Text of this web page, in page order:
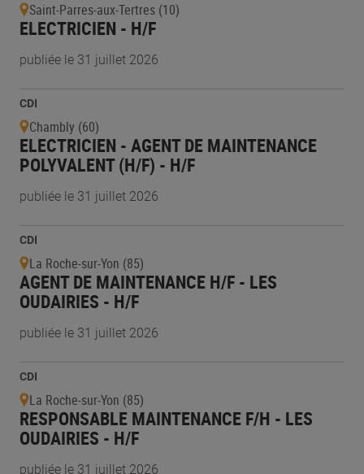
Saint-Parres-aux-Tertres (10)
ELECTRICIEN - H/F
publiée le 31 juillet 2026
CDI
Chambly (60)
ELECTRICIEN - AGENT DE MAINTENANCE
POLYVALENT (H/F) - H/F
publiée le 31 juillet 2026
CDI
La Roche-sur-Yon (85)
AGENT DE MAINTENANCE H/F - LES
OUDAIRIES - H/F
publiée le 31 juillet 2026
CDI
La Roche-sur-Yon (85)
RESPONSABLE MAINTENANCE F/H - LES
OUDAIRIES - H/F
publiée le 31 juillet 2026